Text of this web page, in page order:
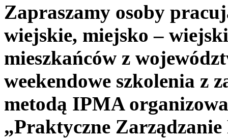
Zapraszamy osoby
wiejskie, miejsko –
mieszkańców z
weekendowe szkolenia z
metodą IPMA
„Praktyczne